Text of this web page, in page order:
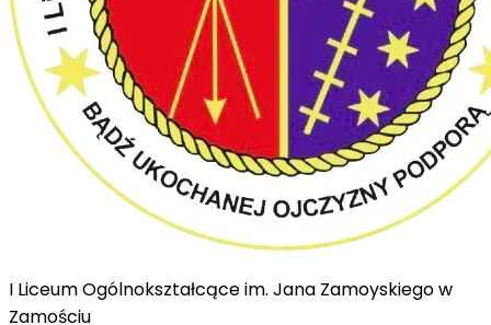
I Liceum Ogólnokształcące im. Jana Zamoyskiego w
Zamościu